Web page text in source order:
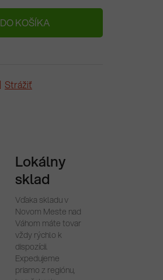
DO KOŠÍKA
Strážiť
Lokálny
sklad
Vďaka skladu v
Novom Meste nad
Váhom máte tovar
vždy rýchlo k
dispozícii.
Expedujeme
priamo z regiónu,